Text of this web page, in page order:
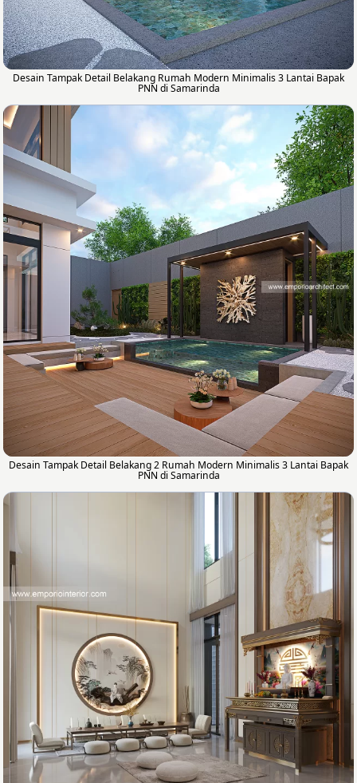
Desain Tampak Detail Belakang Rumah Modern Minimalis 3 Lantai Bapak
PNN di Samarinda
Desain Tampak Detail Belakang 2 Rumah Modern Minimalis 3 Lantai Bapak
PNN di Samarinda